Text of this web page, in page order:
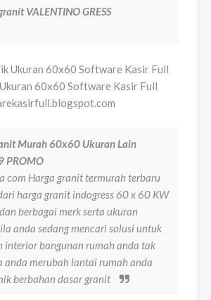
VALENTINO GRESS
60x60 Software Kasir Full
Murah 60x60 Ukuran Lain
PROMO
com Harga granit termurah terbaru
harga granit indogress 60 x 60 KW
berbagai merk serta ukuran
anda sedang mencari solusi untuk
interior bangunan rumah anda tak
anda merubah lantai rumah anda
berbahan dasar granit